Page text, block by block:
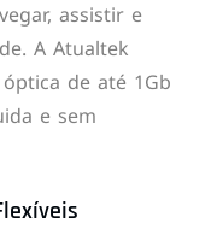
assistir e
A Atualtek
de até 1Gb
e sem